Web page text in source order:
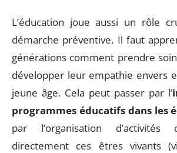
L’éducation joue aussi un rôle
démarche préventive. Il faut
générations comment prendre
développer leur empathie envers
jeune âge. Cela peut passer par l’
programmes éducatifs dans les
par l’organisation d’activités
directement ces êtres vivants